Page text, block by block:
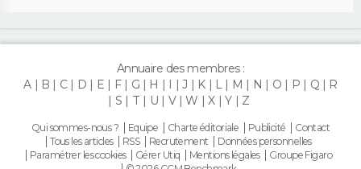
Annuaire des membres :
A
B C D E F G H J K L M N O P Q
R
S
T U V W X Y Z
Qui sommes-nous ? Equipe Charte éditoriale Publicité
Contact
Tous les articles
RSS Recrutement
Données personnelles
Paramétrer les cookies
Gérer Utiq Mentions légales
Groupe Figaro